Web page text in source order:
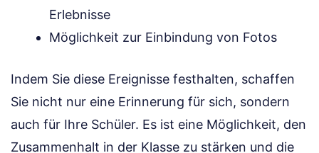
Erlebnisse
Möglichkeit zur Einbindung von Fotos
Indem Sie diese Ereignisse festhalten, schaffen
Sie nicht nur eine Erinnerung für sich, sondern
auch für Ihre Schüler. Es ist eine Möglichkeit, den
Zusammenhalt in der Klasse zu stärken und die